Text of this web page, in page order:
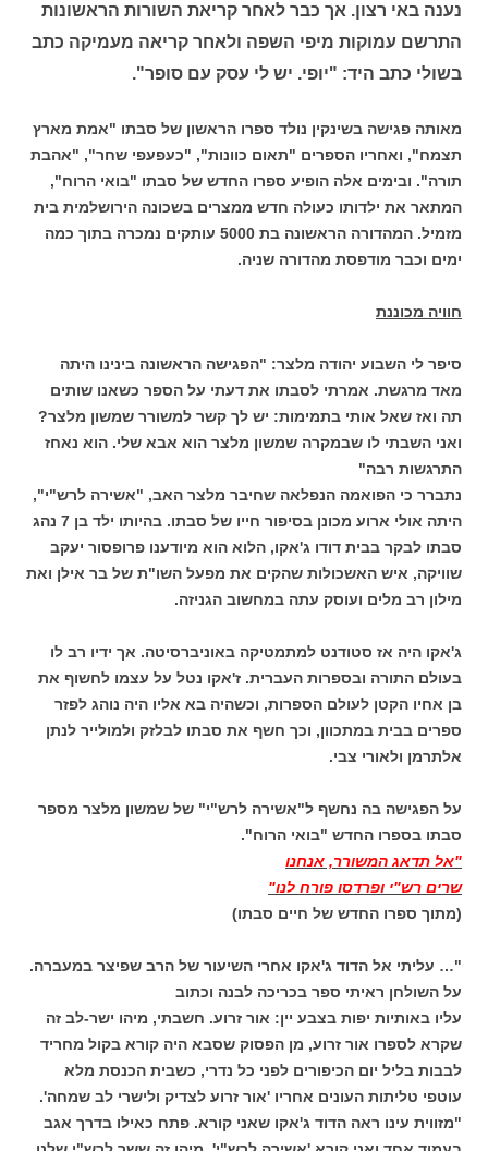
נענה באי רצון. אך כבר לאחר קריאת השורות הראשונות
התרשם עמוקות מיפי השפה ולאחר קריאה מעמיקה כתב
בשולי כתב היד: "יופי. יש לי עסק עם סופר".
מאותה פגישה בשינקין נולד ספרו הראשון של סבתו "אמת מארץ
תצמח", ואחריו הספרים "תאום כוונות", "כעפעפי שחר", "אהבת
תורה". ובימים אלה הופיע ספרו החדש של סבתו "בואי הרוח",
המתאר את ילדותו כעולה חדש ממצרים בשכונה הירושלמית בית
מזמיל. המהדורה הראשונה בת 5000 עותקים נמכרה בתוך כמה
ימים וכבר מודפסת מהדורה שניה.
חוויה מכוננת
סיפר לי השבוע יהודה מלצר: "הפגישה הראשונה בינינו היתה
מאד מרגשת. אמרתי לסבתו את דעתי על הספר כשאנו שותים
תה ואז שאל אותי בתמימות: יש לך קשר למשורר שמשון מלצר?
ואני השבתי לו שבמקרה שמשון מלצר הוא אבא שלי. הוא נאחז
התרגשות רבה"
נתברר כי הפואמה הנפלאה שחיבר מלצר האב, "אשירה לרש"י",
היתה אולי ארוע מכונן בסיפור חייו של סבתו. בהיותו ילד בן 7 נהג
סבתו לבקר בבית דודו ג'אקו, הלוא הוא מיודענו פרופסור יעקב
שוויקה, איש האשכולות שהקים את מפעל השו"ת של בר אילן ואת
מילון רב מלים ועוסק עתה במחשוב הגניזה.
ג'אקו היה אז סטודנט למתמטיקה באוניברסיטה. אך ידיו רב לו
בעולם התורה ובספרות העברית. ז'אקו נטל על עצמו לחשוף את
בן אחיו הקטן לעולם הספרות, וכשהיה בא אליו היה נוהג לפזר
ספרים בבית במתכוון, וכך חשף את סבתו לבלזק ולמולייר לנתן
אלתרמן ולאורי צבי.
על הפגישה בה נחשף ל"אשירה לרש"י" של שמשון מלצר מספר
סבתו בספרו החדש "בואי הרוח".
"אל תדאג המשורר, אנחנו
שרים רש"י ופרדסו פורח לנו"
(מתוך ספרו החדש של חיים סבתו)
"… עליתי אל הדוד ג'אקו אחרי השיעור של הרב שפיצר במעברה.
על השולחן ראיתי ספר בכריכה לבנה וכתוב
עליו באותיות יפות בצבע יין: אור זרוע. חשבתי, מיהו ישר-לב זה
שקרא לספרו אור זרוע, מן הפסוק שסבא היה קורא בקול מחריד
לבבות בליל יום הכיפורים לפני כל נדרי, כשבית הכנסת מלא
עוטפי טליתות העונים אחריו 'אור זרוע לצדיק ולישרי לב שמחה'.
"מזווית עינו ראה הדוד ג'אקו שאני קורא. פתח כאילו בדרך אגב